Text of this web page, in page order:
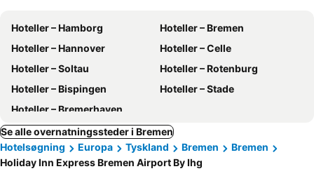
Hoteller – Hamborg
Hoteller – Bremen
Hoteller – Hannover
Hoteller – Celle
Hoteller – Soltau
Hoteller – Rotenburg
Hoteller – Bispingen
Hoteller – Stade
Hoteller – Bremerhaven
Se alle overnatningssteder i Bremen
Hotelsøgning
Europa Tyskland Bremen
Bremen
Holiday Inn Express Bremen Airport By Ihg